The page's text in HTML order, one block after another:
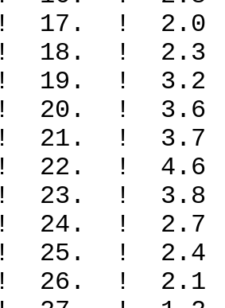
! 17. ! 2.0
! 18. ! 2.3
! 19. ! 3.2
! 20. !
! 21. ! 3.7
! 22. ! 4.6
! 23. ! 3.8
! 24. !
! 25. !
! 26. !